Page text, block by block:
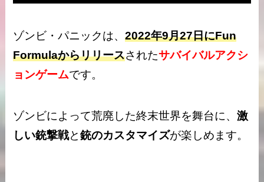
ゾンビ・パニックは、2022年9月27日にFun
Formulaからリリースされたサバイバルアクシ
ョンゲームです。
ゾンビによって荒廃した終末世界を舞台に、激
しい銃撃戦と銃のカスタマイズが楽しめます。